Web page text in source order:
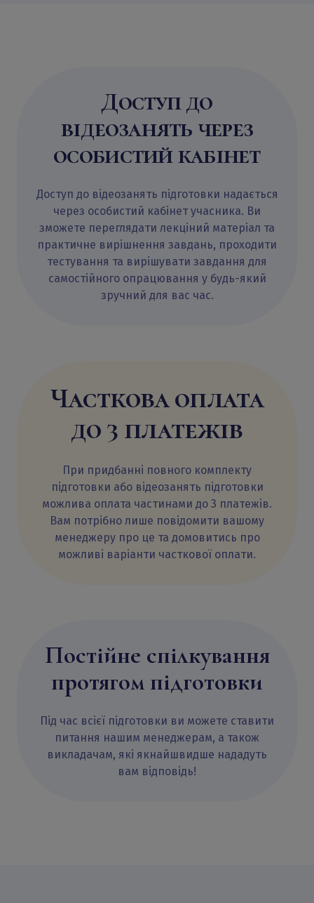
Доступ до
відеозанять через
особистий кабінет
Доступ до відеозанять підготовки надається
через особистий кабінет учасника. Ви
зможете переглядати лекціний матеріал та
практичне вирішнення завдань, проходити
тестування та вирішувати завдання для
самостійного опрацювання у будь-який
зручний для вас час.
Часткова оплата
до 3 платежів
При придбанні повного комплекту
підготовки або відеозанять підготовки
можлива оплата частинами до 3 платежів.
Вам потрібно лише повідомити вашому
менеджеру про це та домовитись про
можливі варіанти часткової оплати.
Постійне спілкування
протягом підготовки
Під час всієї підготовки ви можете ставити
питання нашим менеджерам, а також
викладачам, які якнайшвидше нададуть
вам відповідь!